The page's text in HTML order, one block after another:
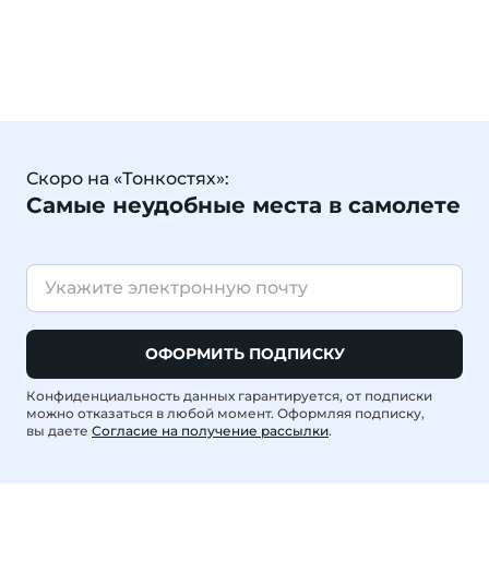
Скоро на «Тонкостях»:
Самые неудобные места в самолете
ОФОРМИТЬ ПОДПИСКУ
Конфиденциальность данных гарантируется, от подписки
можно отказаться в любой момент. Оформляя подписку,
вы даете Согласие на получение рассылки.